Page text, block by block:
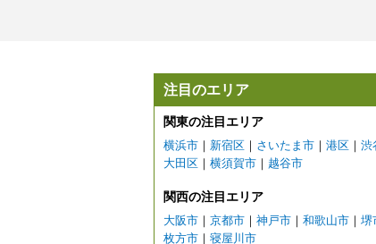
注目のエリア
関東の注目エリア
横浜市 ｜ 新宿区 ｜ さいたま市 ｜ 港区 ｜ 渋
大田区 ｜ 横須賀市 ｜ 越谷市
関西の注目エリア
大阪市 ｜ 京都市 ｜ 神戸市 ｜ 和歌山市 ｜ 堺
枚方市 ｜ 寝屋川市